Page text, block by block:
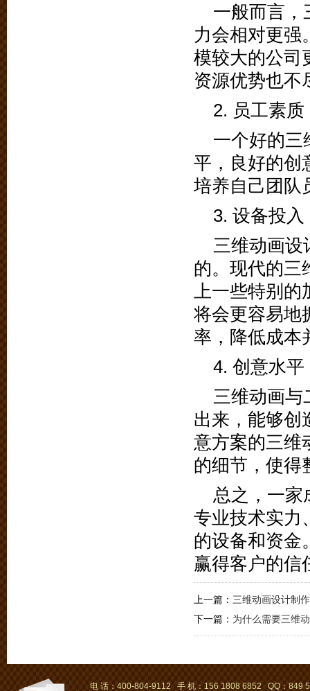
一般而言，
力会相对更强
模较大的公司
资源优势也不
2. 员工素质
一个好的三
平，良好的创
培养自己团队
3. 设备投入
三维动画设
的。现代的三
上一些特别
将会更容易地
率，降低成本
4. 创意水平
三维动画与
出来，能够创
意方案的三维
的细节，使得
总之，一家
专业技术实力
的设备和资金
赢得客户的信
上一篇： 三维动画设计制
下一篇： 为什么需要三维
电 话：400-804-9112 手 机：156 1808 6852 QQ：849